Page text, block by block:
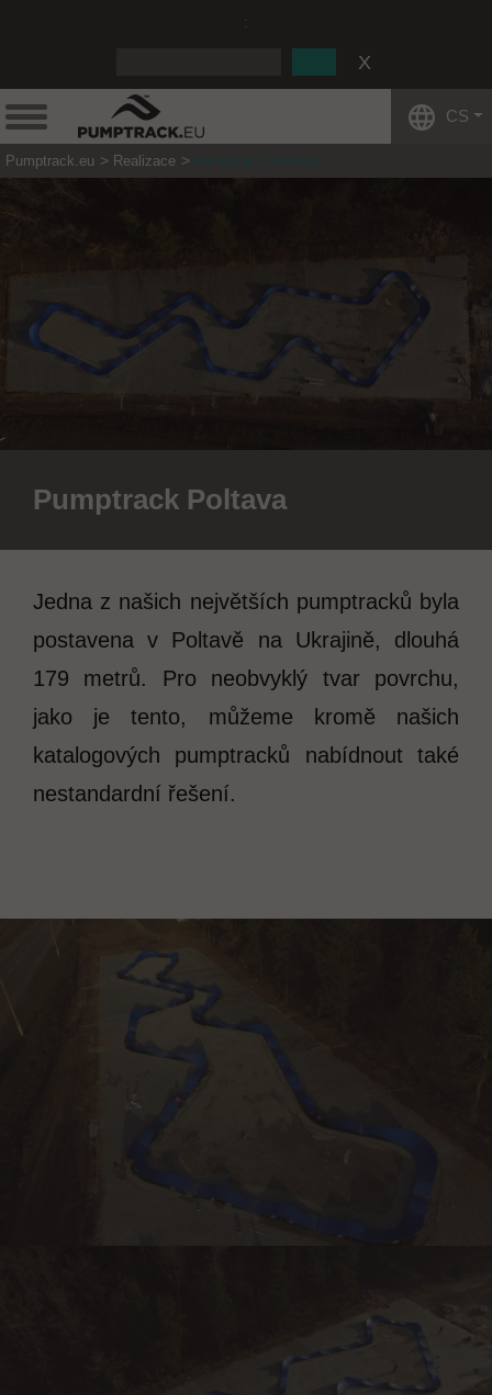
CS
Pumptrack.eu Realizace Pumptrack Poltava
Pumptrack Poltava
Jedna z našich největších pumptracků byla
postavena v Poltavě na Ukrajině, dlouhá
179 metrů. Pro neobvyklý tvar povrchu,
jako je tento, můžeme kromě našich
katalogových pumptracků nabídnout také
nestandardní řešení.